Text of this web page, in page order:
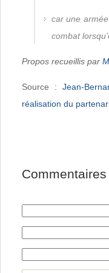
car une
combat
Propos recueillis par
Source : Jean-
réalisation du
Commentaires